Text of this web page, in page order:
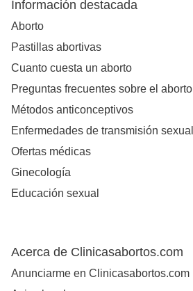
Información destacada
Aborto
Pastillas abortivas
Cuanto cuesta un aborto
Preguntas frecuentes sobre el aborto
Métodos anticonceptivos
Enfermedades de transmisión sexual
Ofertas médicas
Ginecología
Educación sexual
Acerca de Clinicasabortos.com
Anunciarme en Clinicasabortos.com